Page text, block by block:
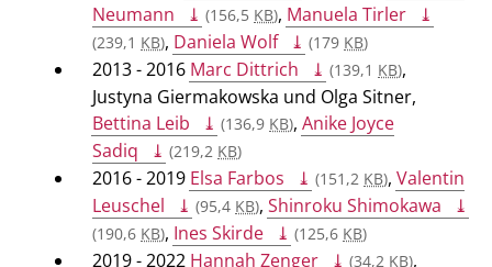
Neumann
(156,5 KB), Manuela Tirler
(239,1 KB), Daniela Wolf (179 KB)
2013 - 2016 Marc Dittrich (139,1 KB),
Justyna Giermakowska und Olga Sitner,
Bettina Leib
(136,9 KB),Anike Joyce
Sadiq
(219,2 KB)
2016 - 2019 Elsa Farbos (151,2 KB),Valentin
Leuschel
(95,4 KB),Shinroku Shimokawa
(190,6 KB), Ines Skirde (125,6 KB)
2019 - 2022 Hannah Zenger (34,2 KB),